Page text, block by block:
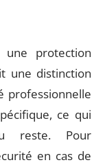
protection
une distinction
professionnelle
ce qui
reste. Pour
en cas de